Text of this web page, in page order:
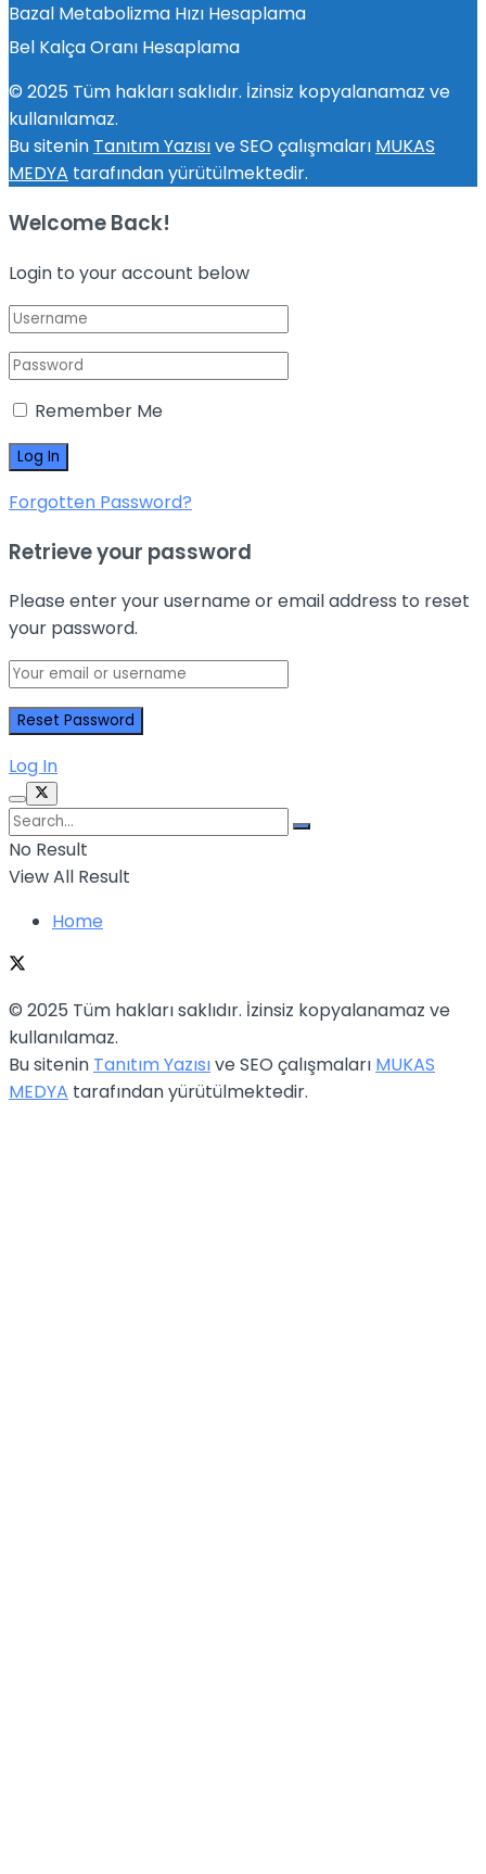
Bazal Metabolizma Hızı Hesaplama
Bel Kalça Oranı Hesaplama
© 2025 Tüm hakları saklıdır. İzinsiz kopyalanamaz ve
kullanılamaz.
Bu sitenin Tanıtım Yazısıve SEO çalışmaları MUKAS
MEDYA tarafından yürütülmektedir.
Welcome Back!
Login to your account below
Remember Me
Forgotten Password?
Retrieve your password
Please enter your username or email address to reset
your password.
Log In
No Result
View All Result
Home
© 2025 Tüm hakları saklıdır. İzinsiz kopyalanamaz ve
kullanılamaz.
Bu sitenin Tanıtım Yazısıve SEO çalışmaları MUKAS
MEDYA tarafından yürütülmektedir.